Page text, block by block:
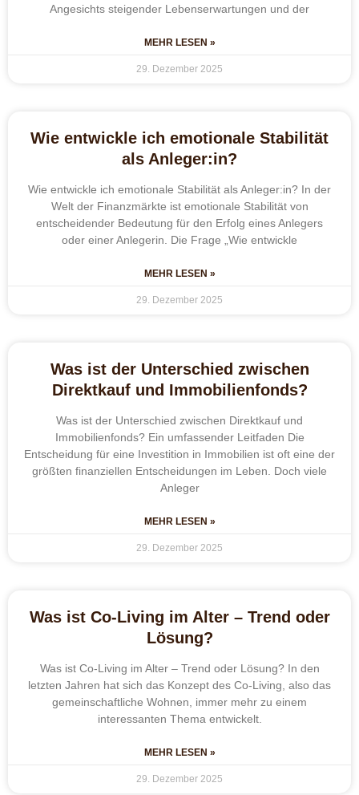
Angesichts steigender Lebenserwartungen und der
MEHR LESEN »
29. Dezember 2025
Wie entwickle ich emotionale Stabilität
als Anleger:in?
Wie entwickle ich emotionale Stabilität als Anleger:in? In der
Welt der Finanzmärkte ist emotionale Stabilität von
entscheidender Bedeutung für den Erfolg eines Anlegers
oder einer Anlegerin. Die Frage „Wie entwickle
MEHR LESEN »
29. Dezember 2025
Was ist der Unterschied zwischen
Direktkauf und Immobilienfonds?
Was ist der Unterschied zwischen Direktkauf und
Immobilienfonds? Ein umfassender Leitfaden Die
Entscheidung für eine Investition in Immobilien ist oft eine der
größten finanziellen Entscheidungen im Leben. Doch viele
Anleger
MEHR LESEN »
29. Dezember 2025
Was ist Co-Living im Alter – Trend oder
Lösung?
Was ist Co-Living im Alter – Trend oder Lösung? In den
letzten Jahren hat sich das Konzept des Co-Living, also das
gemeinschaftliche Wohnen, immer mehr zu einem
interessanten Thema entwickelt.
MEHR LESEN »
29. Dezember 2025